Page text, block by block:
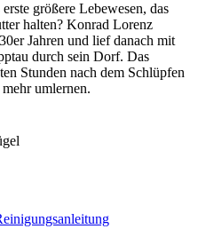
größere Lebewesen, das
halten? Konrad Lorenz
Jahren und lief danach mit
durch sein Dorf. Das
Stunden nach dem Schlüpfen
umlernen.